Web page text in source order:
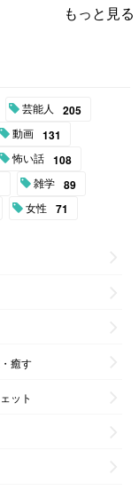
もっと見る
芸能人 205
動画 131
怖い話 108
雑学 89
女性 71
癒す
ット